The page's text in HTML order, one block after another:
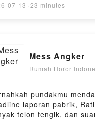
https://tinyurl.com/
07-13 · 23 minutes
Mess Angker
Rumah Horor
pundakmu
laporan pabrik,
telon tengik, dan